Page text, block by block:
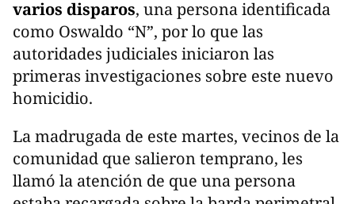
varios disparos, una persona identificada
como Oswaldo “N”, por lo que las
autoridades judiciales iniciaron las
primeras investigaciones sobre este nuevo
homicidio.
La madrugada de este martes, vecinos de la
comunidad que salieron temprano, les
llamó la atención de que una persona